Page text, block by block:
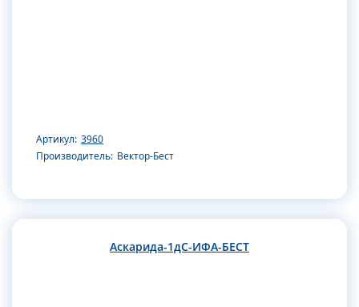
Артикул: 3960
Производитель: Вектор-Бест
Аскарида-1дС-ИФА-БЕСТ